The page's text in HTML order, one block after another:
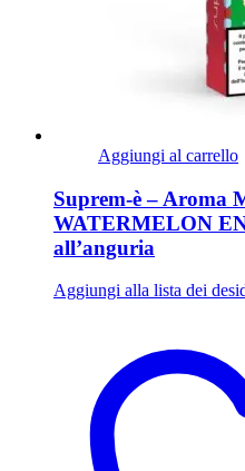
Aggiungi al carrello
Suprem-è – Aroma
WATERMELON
all’anguria
Aggiungi alla lista dei